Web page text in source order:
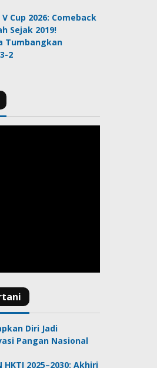
V Cup 2026: Comeback
Sejak 2019!
Tumbangkan
2
Diri Jadi
Pangan Nasional
2025–2030: Akhiri